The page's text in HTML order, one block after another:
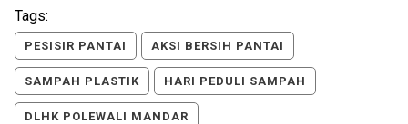
Tags:
PESISIR PANTAI AKSI BERSIH PANTAI
SAMPAH PLASTIK HARI PEDULI SAMPAH
DLHK POLEWALI MANDAR